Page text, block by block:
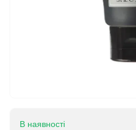
В наявності